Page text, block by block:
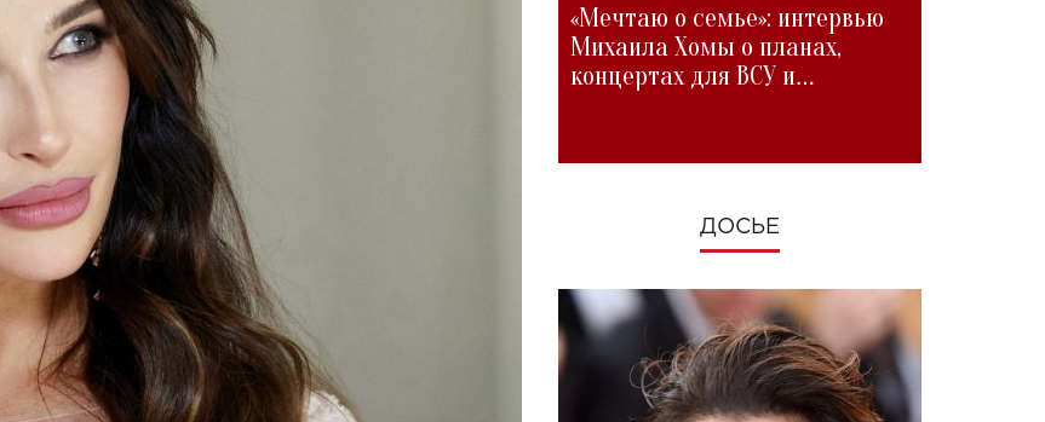
«Мечтаю о семье»: интервью
Михаила Хомы о планах,
концертах для ВСУ и
ДОСЬЕ